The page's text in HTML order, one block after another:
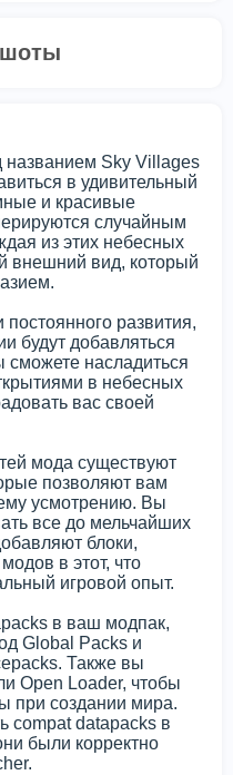
Sky Villages
в удивительный
и красивые
случайным
из этих небесных
внешний вид, который
развития,
будут добавляться
сможете насладиться
в небесных
вас своей
мода существуют
позволяют вам
усмотрению. Вы
все до мельчайших
блоки,
в этот, что
игровой опыт.
в ваш модпак,
Global Packs и
Также вы
Open Loader, чтобы
при создании мира.
compat datapacks в
были корректно